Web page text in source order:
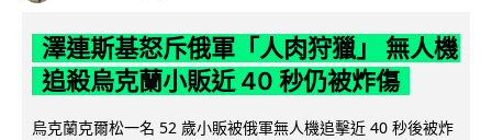
澤連斯基怒斥俄軍「人肉狩獵」 無人機
追殺烏克蘭小販近 40 秒仍被炸傷
烏克蘭克爾松一名 52 歲小販被俄軍無人機追擊近 40 秒後被炸